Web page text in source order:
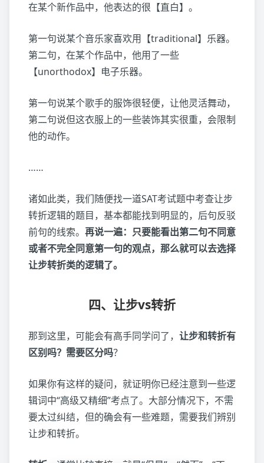
在某个新作品中，他表达的很【直白】。
第一句说某个音乐家喜欢用【traditional】乐器。
第二句，在某个作品中，他用了一些
【unorthodox】电子乐器。
第一句说某个歌手的服饰很轻便，让他灵活舞动，
第二句说但这衣服上的一些装饰其实很重，会限制
他的动作。
……
诸如此类，我们随便找一道SAT考试题中考查让步
转折逻辑的题目，基本都能找到明显的，后句反驳
前句的线索。 再说一遍：只要能看出第二句不同意
或者不完全同意第一句的观点，那么就可以去选择
让步转折类的逻辑了。
四、让步vs转折
那到这里，可能会有高手同学问了， 让步和转折有
区别吗？需要区分吗？
如果你有这样的疑问，就证明你已经注意到一些逻
辑词中“高级又精细”考点了。大部分情况下，不需
要太过纠结，但的确会有一些难题，需要我们辨别
让步和转折。